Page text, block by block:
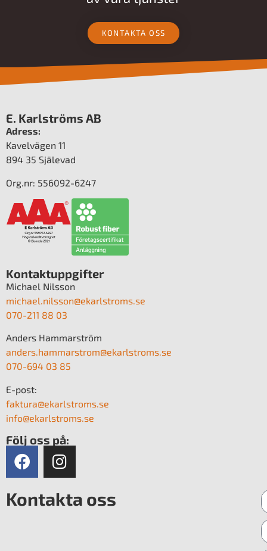
KONTAKTA OSS
E. Karlströms AB
Adress:
Kavelvägen 11
894 35 Själevad
Org.nr: 556092-6247
Kontaktuppgifter
Michael Nilsson
michael.nilsson@ekarlstroms.se
070-211 88 03
Anders Hammarström
anders.hammarstrom@ekarlstroms.se
070-694 03 85
E-post:
faktura@ekarlstroms.se
info@ekarlstroms.se
Följ oss på:
Kontakta oss